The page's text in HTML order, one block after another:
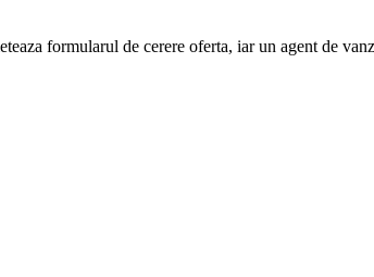
formularul de cerere oferta, iar un agent de